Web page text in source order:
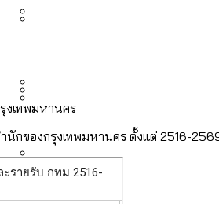
สมุดจดการบ้าน ส.ก. 2569 :
สวนสาธารณะและพื้นที่สีเขีย
โลกใบเดียว สิทธิไม่เท่ากัน:
สำรวจ Hate Speech ที่ถูก
Economy
Future
งเทพมหานคร
กของกรุงเทพมหานคร ตั้งแต่ 2516-